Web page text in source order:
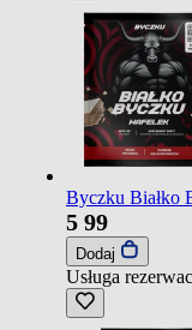
Byczku Białko
5 99
Dodaj
Usługa